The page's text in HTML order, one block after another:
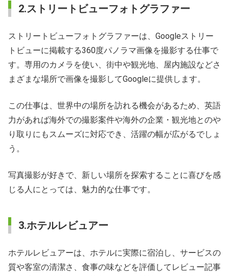
2.ストリートビューフォトグラファー
ストリートビューフォトグラファーは、Googleストリー
トビューに掲載する360度パノラマ画像を撮影する仕事で
す。専用のカメラを使い、街中や観光地、屋内施設などさ
まざまな場所で画像を撮影してGoogleに提供します。
この仕事は、世界中の場所を訪れる機会があるため、英語
力があれば海外での撮影案件や海外の企業・観光地とのや
り取りにもスムーズに対応でき、活躍の幅が広がるでしょ
う。
写真撮影が好きで、新しい場所を探索することに喜びを感
じる人にとっては、魅力的な仕事です。
3.ホテルレビュアー
ホテルレビュアーは、ホテルに実際に宿泊し、サービスの
質や客室の清潔さ、食事の味などを評価してレビュー記事